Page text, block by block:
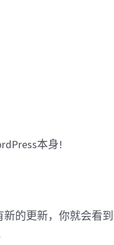
本身!
的更新，你就会看